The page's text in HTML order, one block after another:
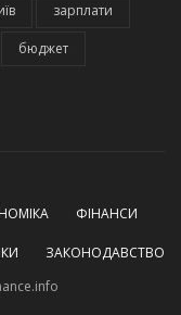
зарплати
бюджет
ФІНАНСИ
ЗАКОНОДАВСТВО